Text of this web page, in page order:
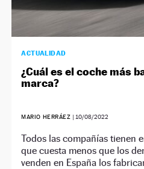
ACTUALIDAD
¿Cuál es el coche más
marca?
MARIO HERRÁEZ | 10/08/2022
Todos las compañías tienen
que cuesta menos que los
venden en España los